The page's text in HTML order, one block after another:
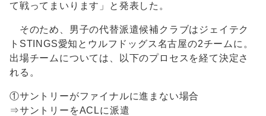
て戦ってまいります」と発表した。
そのため、男子の代替派遣候補クラブはジェイテク
トSTINGS愛知とウルフドッグス名古屋の2チームに。
出場チームについては、以下のプロセスを経て決定さ
れる。
①サントリーがファイナルに進まない場合
⇒サントリーをACLに派遣